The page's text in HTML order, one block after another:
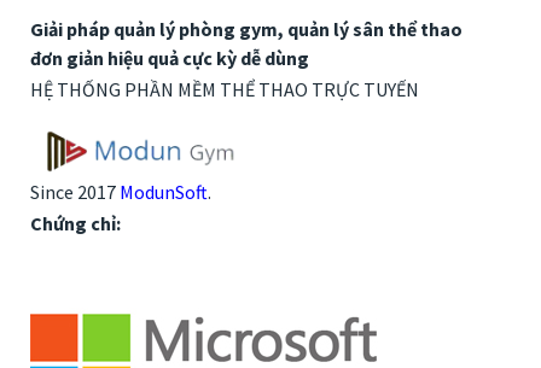
Giải pháp quản lý phòng gym, quản lý sân thể thao
đơn giản hiệu quả cực kỳ dễ dùng
HỆ THỐNG PHẦN MỀM THỂ THAO TRỰC TUYẾN
Since 2017 ModunSoft.
Chứng chỉ: